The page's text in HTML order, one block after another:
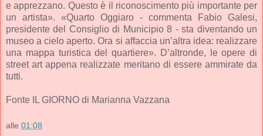
e apprezzano. Questo è il riconoscimento più importante per
un artista». «Quarto Oggiaro - commenta Fabio Galesi,
presidente del Consiglio di Municipio 8 - sta diventando un
museo a cielo aperto. Ora si affaccia un’altra idea: realizzare
una mappa turistica del quartiere». D’altronde, le opere di
street art appena realizzate meritano di essere ammirate da
tutti.
Fonte IL GIORNO di Marianna Vazzana
alle 01:08